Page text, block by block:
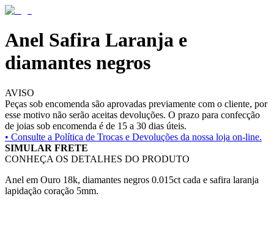
Anel Safira Laranja e
diamantes negros
AVISO
Peças sob encomenda são aprovadas previamente com o cliente, por
esse motivo não serão aceitas devoluções. O prazo para confecção
de joias sob encomenda é de 15 a 30 dias úteis.
• Consulte a Política de Trocas e Devoluções da nossa loja on-line.
SIMULAR FRETE
CONHEÇA OS DETALHES DO PRODUTO
Anel em Ouro 18k, diamantes negros 0.015ct cada e safira laranja
lapidação coração 5mm.